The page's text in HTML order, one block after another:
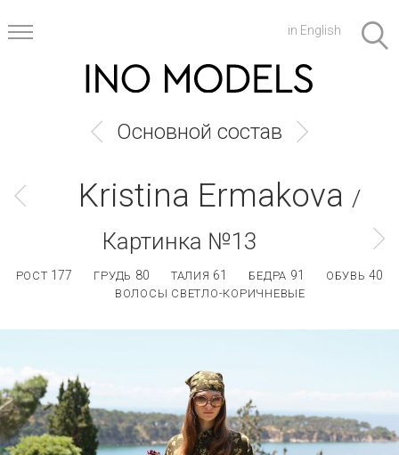
in English
Основной состав
Kristina Ermakova /
Картинка №13
РОСТ 177 ГРУДЬ 80 ТАЛИЯ 61 БЕДРА 91 ОБУВЬ40
ВОЛОСЫ СВЕТЛО-КОРИЧНЕВЫЕ